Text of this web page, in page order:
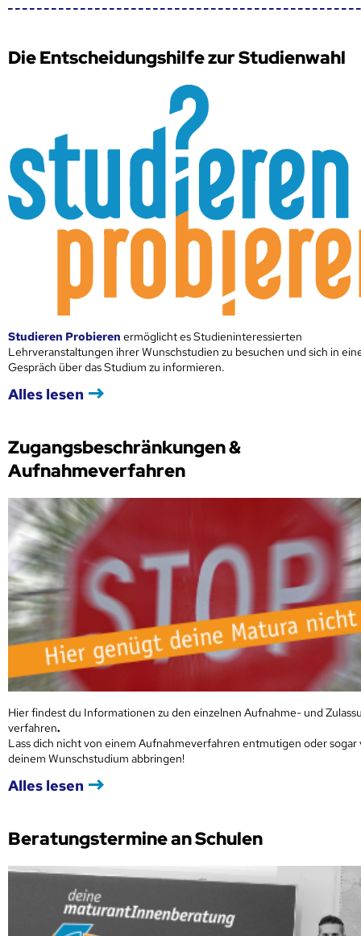
Die Entscheidungshilfe zur Studienwahl
Studieren Probieren ermöglicht es Studieninteressierten
Lehrveranstaltungen ihrer Wunschstudien zu besuchen und sich in
Gespräch über das Studium zu informieren.
Alles lesen
Zugangsbeschränkungen &
Aufnahmeverfahren
Hier findest du Informationen zu den einzelnen Aufnahme- und
verfahren.
Lass dich nicht von einem Aufnahmeverfahren entmutigen oder sogar
deinem Wunschstudium abbringen!
Alles lesen
Beratungstermine an Schulen